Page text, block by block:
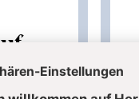
Artikel